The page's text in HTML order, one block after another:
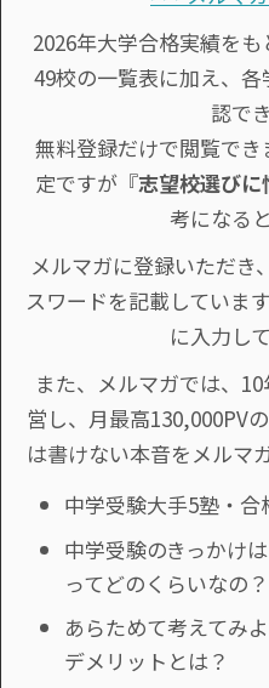
2026年大学合格実績を
49校の一覧表に加え、
認で
無料登録だけで閲覧で
定ですが『志望校選びに
考になる
メルマガに登録いただき
スワードを記載していま
に入力し
また、メルマガでは、
営し、月最高130,000PV
は書けない本音をメルマ
中学受験大手5塾・合
中学受験のきっかけ
ってどのくらいなの？
あらためて考えてみ
デメリットとは？